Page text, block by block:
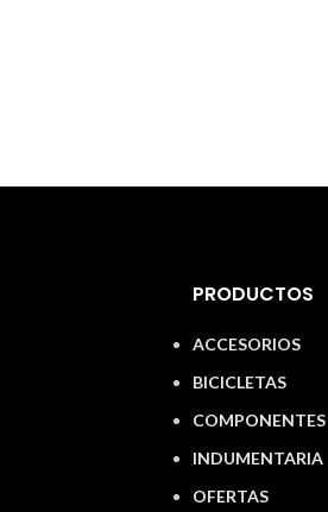
PRODUCTOS
ACCESORIOS
BICICLETAS
COMPONENTES
INDUMENTARIA
OFERTAS